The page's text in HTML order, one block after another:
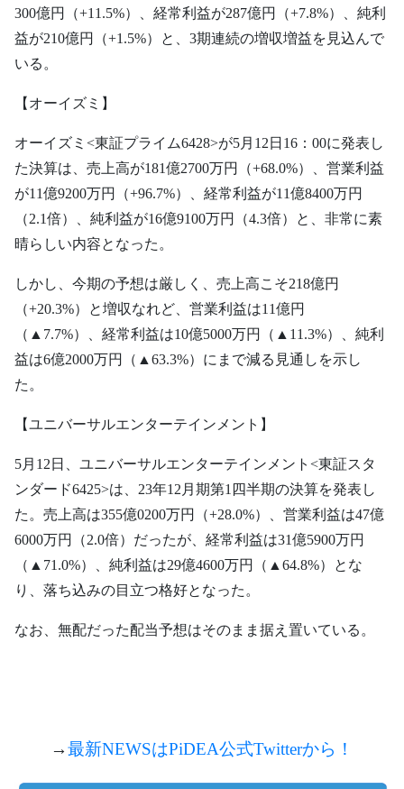
300億円（+11.5%）、経常利益が287億円（+7.8%）、純利
益が210億円（+1.5%）と、3期連続の増収増益を見込んで
いる。
【オーイズミ】
オーイズミ<東証プライム6428>が5月12日16：00に発表し
た決算は、売上高が181億2700万円（+68.0%）、営業利益
が11億9200万円（+96.7%）、経常利益が11億8400万円
（2.1倍）、純利益が16億9100万円（4.3倍）と、非常に素
晴らしい内容となった。
しかし、今期の予想は厳しく、売上高こそ218億円
（+20.3%）と増収なれど、営業利益は11億円
（▲7.7%）、経常利益は10億5000万円（▲11.3%）、純利
益は6億2000万円（▲63.3%）にまで減る見通しを示し
た。
【ユニバーサルエンターテインメント】
5月12日、ユニバーサルエンターテインメント<東証スタ
ンダード6425>は、23年12月期第1四半期の決算を発表し
た。売上高は355億0200万円（+28.0%）、営業利益は47億
6000万円（2.0倍）だったが、経常利益は31億5900万円
（▲71.0%）、純利益は29億4600万円（▲64.8%）とな
り、落ち込みの目立つ格好となった。
なお、無配だった配当予想はそのまま据え置いている。
→最新NEWSはPiDEA公式Twitterから！